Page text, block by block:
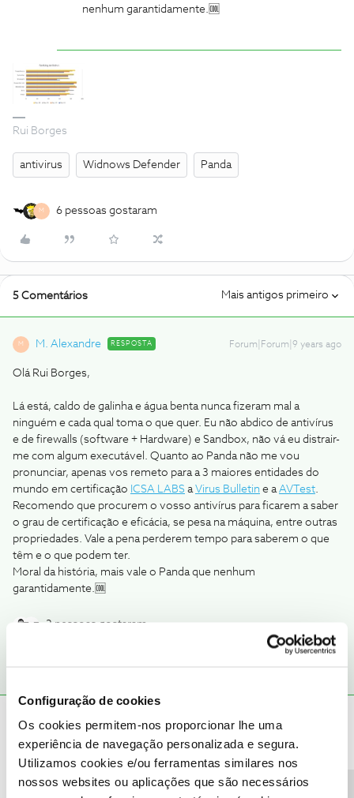
Configuração de cookies
Os cookies permitem-nos proporcionar lhe uma
experiência de navegação personalizada e segura.
Utilizamos cookies e/ou ferramentas similares nos
nossos websites ou aplicações que são necessários
nenhum garantidamente.🆒
Rui Borges
antivirus Widnows Defender Panda
M 6 pessoas gostaram
5 Comentários Mais antigos primeiro
M M. Alexandre RESPOSTA Forum|Forum|9 years ago
Olá Rui Borges,
Lá está, caldo de galinha e água benta nunca fizeram mal a
ninguém e cada qual toma o que quer. Eu não abdico de antivírus
e de firewalls (software + Hardware) e Sandbox, não vá eu distrair-
me com algum executável. Quanto ao Panda não me vou
pronunciar, apenas vos remeto para a 3 maiores entidades do
mundo em certificação ICSA LABS aVirus Bulletin e aAVTest.
Recomendo que procurem o vosso antivírus para ficarem a saber
o grau de certificação e eficácia, se pesa na máquina, entre outras
propriedades. Vale a pena perderem tempo para saberem o que
têm e o que podem ter.
Moral da história, mais vale o Panda que nenhum
garantidamente.🆒
2 pessoas gostaram
Rui Borges AUTOR Forum|Forum|9 years ago
Olá Rui Borges,
Lá está, caldo de galinha e água benta nunca fizeram mal a